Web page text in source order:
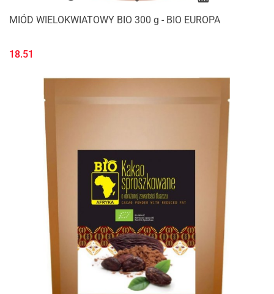
MIÓD WIELOKWIATOWY BIO 300 g - BIO EUROPA
18.51